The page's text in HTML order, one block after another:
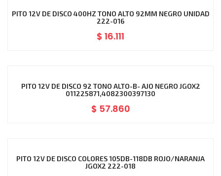
PITO 12V DE DISCO 400HZ TONO ALTO 92MM NEGRO UNIDAD
222-016
$ 16.111
PITO 12V DE DISCO 92 TONO ALTO-B- AJO NEGRO JGOX2
011225871,4082300397130
$ 57.860
PITO 12V DE DISCO COLORES 105DB-118DB ROJO/NARANJA
JGOX2 222-018